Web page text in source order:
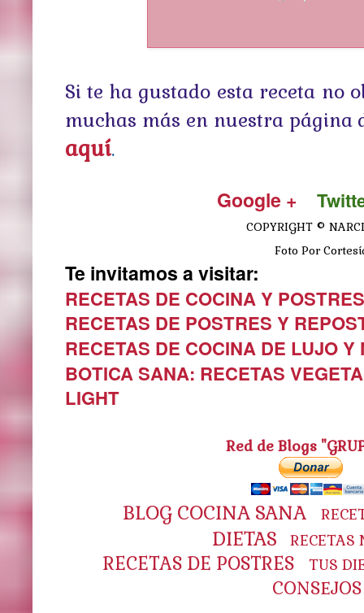
Si te ha gustado esta receta no
muchas más en nuestra página
aquí.
Google +
COPYRIGHT ©
Foto Por Cortesía:
Te invitamos a visitar:
RECETAS DE COCINA Y POSTRES
RECETAS DE POSTRES Y
RECETAS DE COCINA DE LUJO Y
BOTICA SANA: RECETAS
LIGHT
Red de Blogs
BLOG COCINA SANA
DIETAS RECETAS
RECETAS DE POSTRES TUS
CONSEJOS